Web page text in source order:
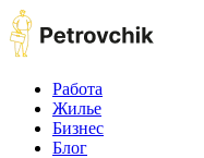
Работа
Жилье
Бизнес
Блог